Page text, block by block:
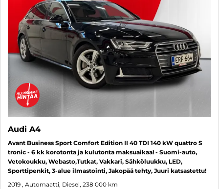
Audi A4
Avant Business Sport Comfort Edition II 40 TDI 140 kW quattro S
tronic - 6 kk korotonta ja kulutonta maksuaikaa! - Suomi-auto,
Vetokoukku, Webasto,Tutkat, Vakkari, Sähköluukku, LED,
Sporttipenkit, 3-alue ilmastointi, Jakopää tehty, Juuri katsastettu!
2019 , Automaatti, Diesel, 238 000 km